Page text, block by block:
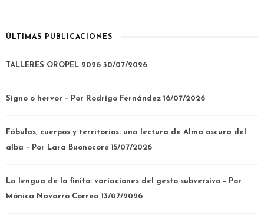
ÚLTIMAS PUBLICACIONES
TALLERES OROPEL 2026 30/07/2026
Signo o hervor – Por Rodrigo Fernández 16/07/2026
Fábulas, cuerpos y territorios: una lectura de Alma oscura del
alba – Por Lara Buonocore 15/07/2026
La lengua de lo finito: variaciones del gesto subversivo – Por
Mónica Navarro Correa 13/07/2026